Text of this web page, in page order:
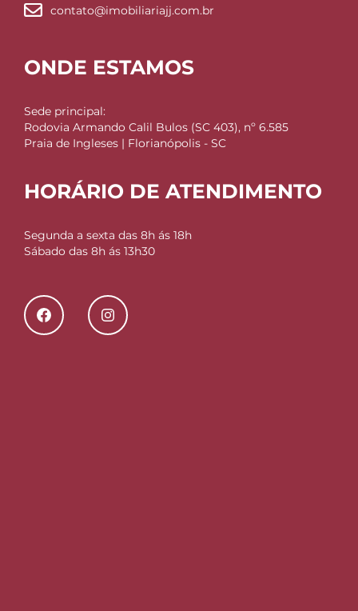
contato@imobiliariajj.com.br
ONDE ESTAMOS
Sede principal:
Rodovia Armando Calil Bulos (SC 403), nº 6.585
Praia de Ingleses | Florianópolis - SC
HORÁRIO DE ATENDIMENTO
Segunda a sexta das 8h ás 18h
Sábado das 8h ás 13h30